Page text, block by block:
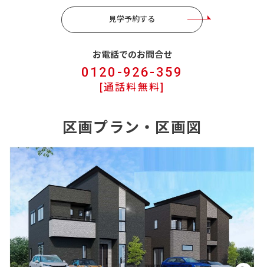
見学予約する
お電話でのお問合せ
0120-926-359
[通話料無料]
区画プラン・区画図